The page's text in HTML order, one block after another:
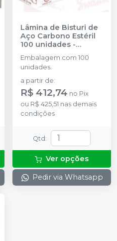
Lâmina de Bisturi de
Aço Carbono Estéril
100 unidades -
SWANN MORTON
Embalagem com 100
unidades.
a partir de:
R$ 412,74 no Pix
ou R$ 425,51 nas demais
condições
Qtd :
Ver opções
Pedir via Whatsapp